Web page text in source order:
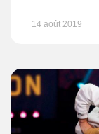
14 août 2019